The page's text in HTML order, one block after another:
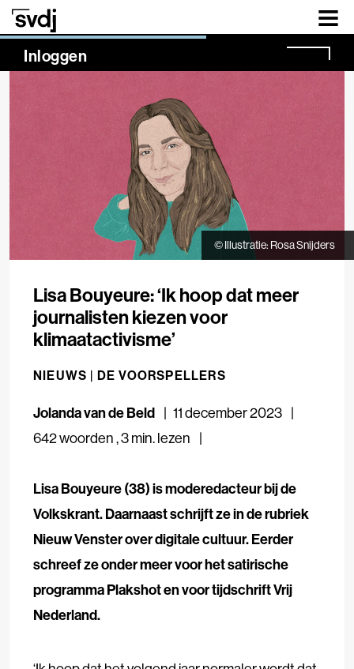
Naar hoofdinhoud
Inloggen
NaN%
© Illustratie: Rosa Snijders
Lisa Bouyeure: ‘Ik hoop dat meer
journalisten kiezen voor
klimaatactivisme’
NIEUWS | DE VOORSPELLERS
Jolanda van de Beld
11 december 2023
642 woorden,3 min. lezen
Lisa Bouyeure (38) is moderedacteur bij de
Volkskrant. Daarnaast schrijft ze in de rubriek
Nieuw Venster over digitale cultuur. Eerder
schreef ze onder meer voor het satirische
programma Plakshot en voor tijdschrift Vrij
Nederland.